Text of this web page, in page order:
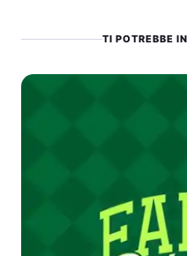
TI POTREBBE